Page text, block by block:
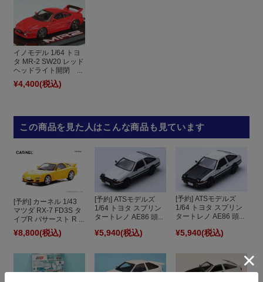
イノモデル 1/64 トヨ
タ MR-2 SW20 レッド
ヘッドライト開閉 ...
¥4,400(税込)
この商品を見た人はこんな商品も見ています
[予約] カーネル 1/43
マツダ RX-7 FD3S タ
イプR バサースト R ...
¥8,800(税込)
[予約] ATSモデルズ
1/64 トヨタ スプリン
タートレノ AE86 頭...
¥5,940(税込)
[予約] ATSモデルズ
1/64 トヨタ スプリン
タートレノ AE86 頭...
¥5,940(税込)